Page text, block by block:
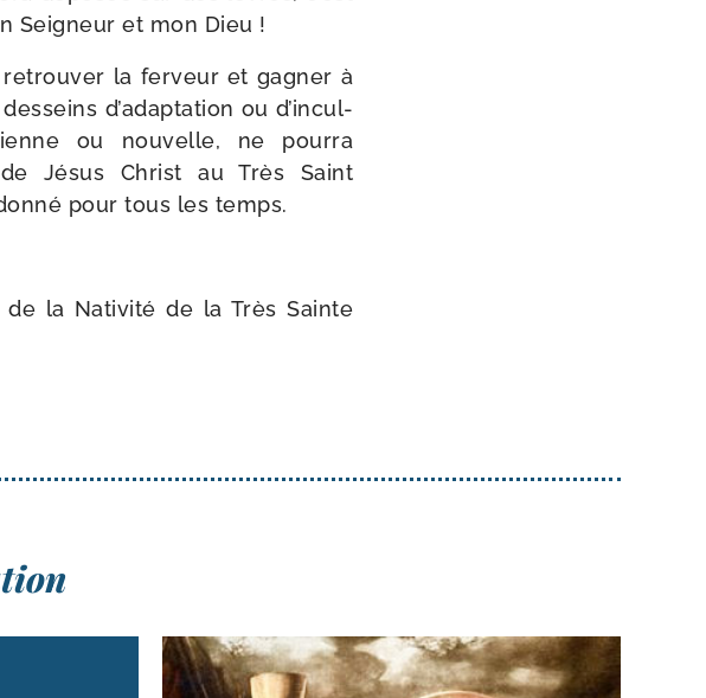
Seigneur et mon Dieu !
la fer­veur et gagner à
d’a­dap­ta­tion ou d’in­cul­
ou nou­velle, ne pour­ra
Jésus Christ au Très Saint
pour tous les temps.
la Nativité de la Très Sainte